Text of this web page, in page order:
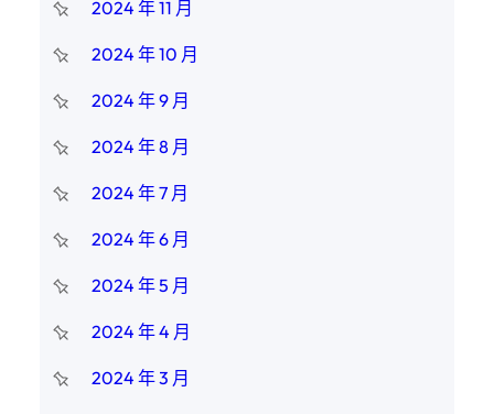
2024 年 11 月
2024 年 10 月
2024 年 9 月
2024 年 8 月
2024 年 7 月
2024 年 6 月
2024 年 5 月
2024 年 4 月
2024 年 3 月